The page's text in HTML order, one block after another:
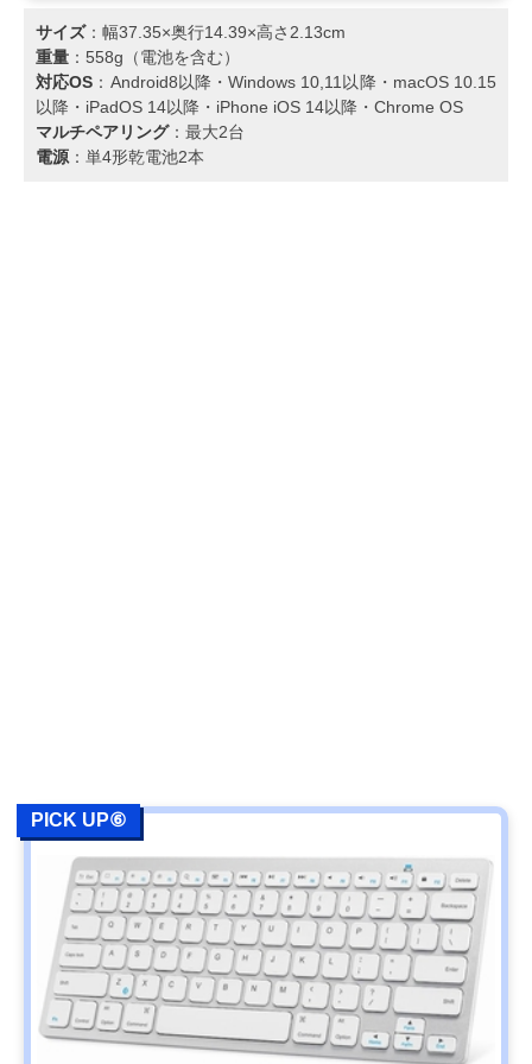
サイズ：幅37.35×奥行14.39×高さ2.13cm
重量 ：558g（電池を含む）
対応OS ：Android8以降・Windows 10,11以降・macOS 10.15
以降・iPadOS 14以降・iPhone iOS 14以降・Chrome OS
マルチペアリング：最大2台
電源：単4形乾電池2本
PICK UP⑥